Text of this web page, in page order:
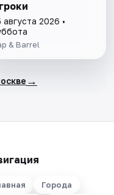
августа 2026 •
& Barrel
→
Города